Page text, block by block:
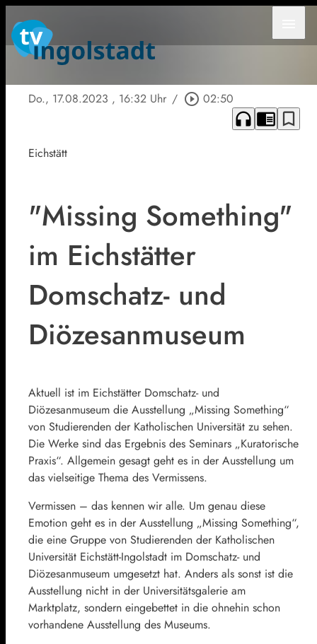
Do., 17.08.2023 , 16:32 Uhr / play_circle_outline 02:50
headphones chrome_reader_mode bookmark_border
Eichstätt
"Missing Something"
im Eichstätter
Domschatz- und
Diözesanmuseum
Aktuell ist im Eichstätter Domschatz- und
Diözesanmuseum die Ausstellung „Missing Something“
von Studierenden der Katholischen Universität zu sehen.
Die Werke sind das Ergebnis des Seminars „Kuratorische
Praxis“. Allgemein gesagt geht es in der Ausstellung um
das vielseitige Thema des Vermissens.
Vermissen – das kennen wir alle. Um genau diese
Emotion geht es in der Ausstellung „Missing Something“,
die eine Gruppe von Studierenden der Katholischen
Universität Eichstätt-Ingolstadt im Domschatz- und
Diözesanmuseum umgesetzt hat. Anders als sonst ist die
Ausstellung nicht in der Universitätsgalerie am
Marktplatz, sondern eingebettet in die ohnehin schon
vorhandene Ausstellung des Museums.